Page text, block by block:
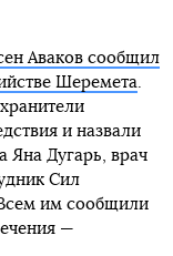
Аваков сообщил
Шеремета
и назвали
Яна Дугарь, врач
Сил
им сообщили
—